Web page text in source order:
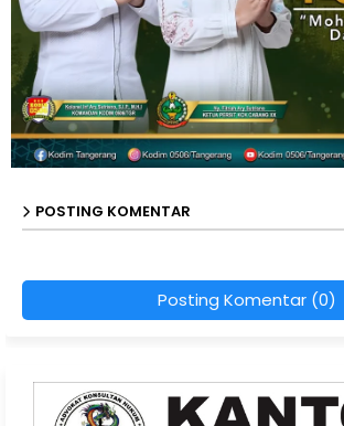
POSTING KOMENTAR
Posting Komentar (0)